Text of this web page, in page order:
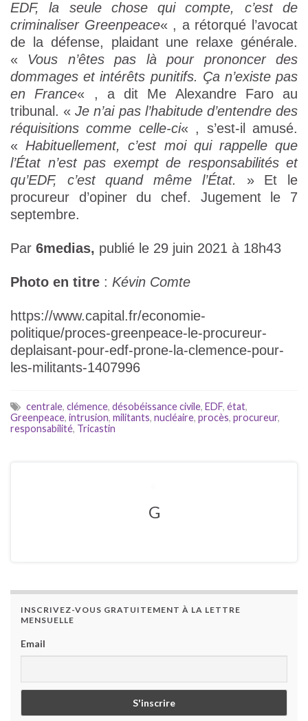
EDF, la seule chose qui compte, c’est de
criminaliser Greenpeace« , a rétorqué l’avocat
de la défense, plaidant une relaxe générale.
« Vous n’êtes pas là pour prononcer des
dommages et intérêts punitifs. Ça n’existe pas
en France« , a dit Me Alexandre Faro au
tribunal. «Je n’ai pas l’habitude d’entendre des
réquisitions comme celle-ci« , s’est-il amusé.
« Habituellement, c’est moi qui rappelle que
l’État n’est pas exempt de responsabilités et
qu’EDF, c’est quand même l’État.
» Et le
procureur d’opiner du chef. Jugement le 7
septembre.
Par 6medias, publié le 29 juin 2021 à 18h43
Photo en titre : Kévin Comte
https://www.capital.fr/economie-
politique/proces-greenpeace-le-procureur-
deplaisant-pour-edf-prone-la-clemence-pour-
les-militants-1407996
centrale, clémence, désobéissance civile, EDF, état,
Greenpeace, intrusion, militants, nucléaire, procès, procureur,
responsabilité, Tricastin
G
INSCRIVEZ-VOUS GRATUITEMENT À LA LETTRE
MENSUELLE
Email